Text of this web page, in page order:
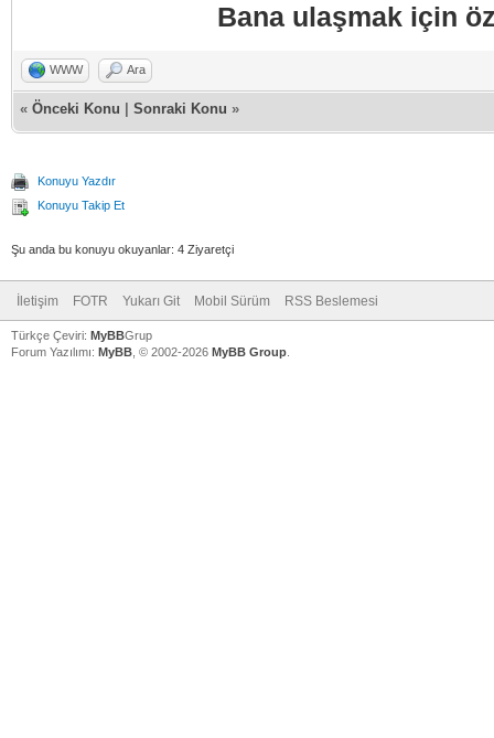
Bana ulaşmak için
WWW Ara
« Önceki Konu Sonraki Konu »
Konuyu Yazdır
Konuyu Takip Et
Şu anda bu konuyu okuyanlar: 4 Ziyaretçi
İletişim FOTR Yukarı Git Mobil Sürüm RSS Beslemesi
Türkçe Çeviri: MyBBGrup
Forum Yazılımı: MyBB , © 2002-2026 MyBB Group